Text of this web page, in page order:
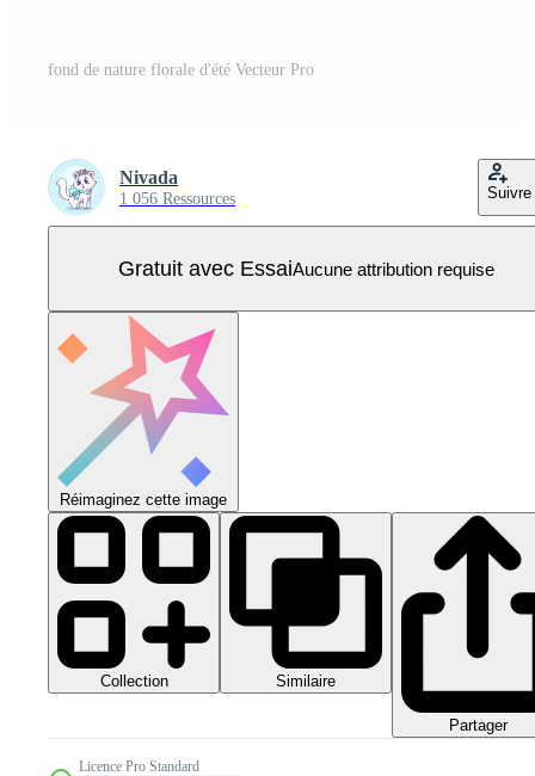
fond de nature florale d'été Vecteur Pro
Nivada
1 056 Ressources Suivre
Gratuit avec EssaiAucune attribution requise
Réimaginez cette image
Collection Similaire
Partager
Licence Pro Standard